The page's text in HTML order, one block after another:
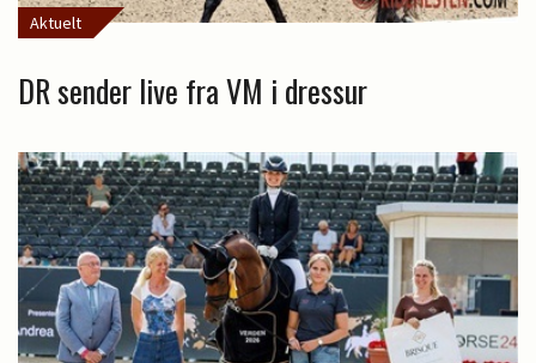
Aktuelt
DR sender live fra VM i dressur